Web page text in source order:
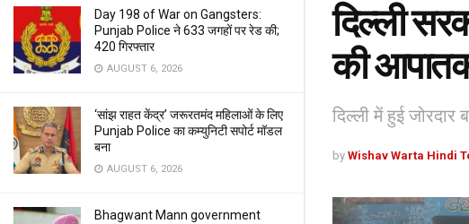
Day 198 of War on Gangsters:
Punjab Police ने 633 जगहों पर रेड की;
420 गिरफ्तार
AUGUST 6, 2026
‘सांझ राहत केंद्र’ जरूरतमंद महिलाओं के लिए
Punjab Police का कम्युनिटी सपोर्ट मॉडल
बना
AUGUST 6, 2026
Bhagwant Mann government
दिल्ली
की
दिल्ली में हुई
by Wishav Warta Hindi